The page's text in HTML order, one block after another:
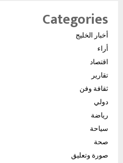
Categories
أخبار الخليج
أراء
اقتصاد
تقارير
ثقافة وفن
دولي
رياضة
سياحة
صحة
صورة وتعليق